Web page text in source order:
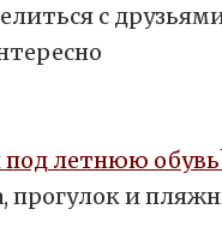
с
летнюю
и